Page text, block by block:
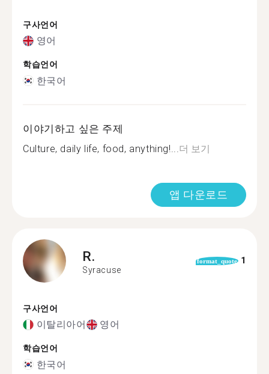
구사언어
영어
학습언어
한국어
이야기하고 싶은 주제
Culture, daily life, food, anything!... 더 보기
앱 다운로드
R.
Syracuse
format_quote 1
구사언어
이탈리아어 영어
학습언어
한국어